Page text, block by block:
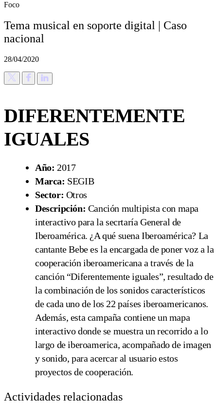
Foco
Tema musical en soporte digital | Caso
nacional
28/04/2020
DIFERENTEMENTE
IGUALES
Año: 2017
Marca: SEGIB
Sector: Otros
Descripción: Canción multipista con mapa
interactivo para la secrtaría General de
Iberoamérica. ¿A qué suena Iberoamérica? La
cantante Bebe es la encargada de poner voz a la
cooperación iberoamericana a través de la
canción “Diferentemente iguales”, resultado de
la combinación de los sonidos característicos
de cada uno de los 22 países iberoamericanos.
Además, esta campaña contiene un mapa
interactivo donde se muestra un recorrido a lo
largo de iberoamerica, acompañado de imagen
y sonido, para acercar al usuario estos
proyectos de cooperación.
Actividades relacionadas